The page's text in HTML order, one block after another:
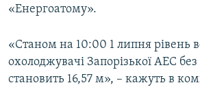
Усі сайти RFE/RL
«Енергоатому».
«Станом на 10:00 1 липня рівень
охолоджувачі Запорізької АЕС
становить 16,57 м», – кажуть в